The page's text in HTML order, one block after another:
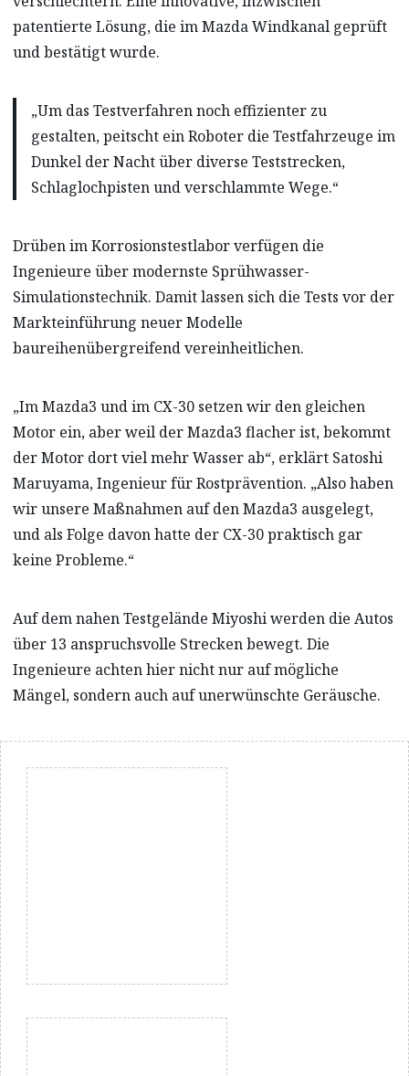
patentierte Lösung, die im Mazda Windkanal geprüft
und bestätigt wurde.
„Um das Testverfahren noch effizienter zu
gestalten, peitscht ein Roboter die Testfahrzeuge im
Dunkel der Nacht über diverse Teststrecken,
Schlaglochpisten und verschlammte Wege.“
Drüben im Korrosionstestlabor verfügen die
Ingenieure über modernste Sprühwasser-
Simulationstechnik. Damit lassen sich die Tests vor der
Markteinführung neuer Modelle
baureihenübergreifend vereinheitlichen.
„Im Mazda3 und im CX-30 setzen wir den gleichen
Motor ein, aber weil der Mazda3 flacher ist, bekommt
der Motor dort viel mehr Wasser ab“, erklärt Satoshi
Maruyama, Ingenieur für Rostprävention. „Also haben
wir unsere Maßnahmen auf den Mazda3 ausgelegt,
und als Folge davon hatte der CX-30 praktisch gar
keine Probleme.“
Auf dem nahen Testgelände Miyoshi werden die Autos
über 13 anspruchsvolle Strecken bewegt. Die
Ingenieure achten hier nicht nur auf mögliche
Mängel, sondern auch auf unerwünschte Geräusche.